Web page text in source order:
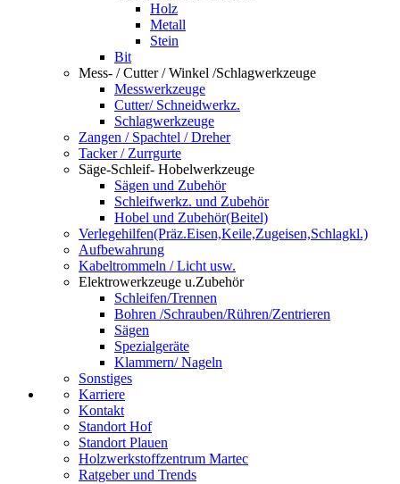
Holz
Metall
Stein
Bit
Mess- / Cutter / Winkel /Schlagwerkzeuge
Messwerkzeuge
Cutter/ Schneidwerkz.
Schlagwerkzeuge
Zangen / Spachtel / Dreher
Tacker / Zurrgurte
Säge-Schleif- Hobelwerkzeuge
Sägen und Zubehör
Schleifwerkz. und Zubehör
Hobel und Zubehör(Beitel)
Verlegehilfen(Präz.Eisen,Keile,Zugeisen,Schlagkl.)
Aufbewahrung
Kabeltrommeln / Licht usw.
Elektrowerkzeuge u.Zubehör
Schleifen/Trennen
Bohren /Schrauben/Rühren/Zentrieren
Sägen
Spezialgeräte
Klammern/ Nageln
Sonstiges
Karriere
Kontakt
Standort Hof
Standort Plauen
Holzwerkstoffzentrum Martec
Ratgeber und Trends